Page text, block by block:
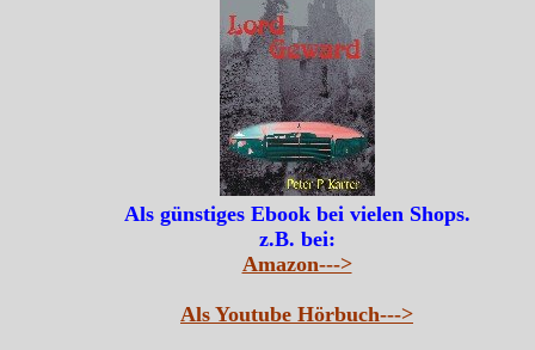
Als günstiges Ebook bei vielen Shops.
z.B. bei:
Amazon--->
Als Youtube Hörbuch--->